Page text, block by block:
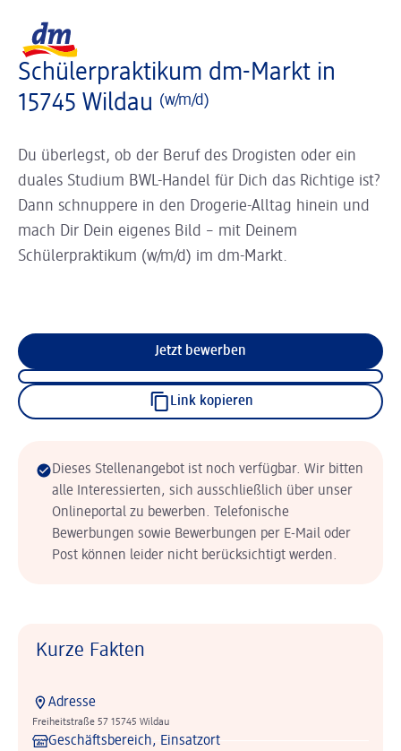
Schülerpraktikum dm-Markt in
15745 Wildau (w/m/d)
Du überlegst, ob der Beruf des Drogisten oder ein
duales Studium BWL-Handel für Dich das Richtige ist?
Dann schnuppere in den Drogerie-Alltag hinein und
mach Dir Dein eigenes Bild – mit Deinem
Schülerpraktikum (w/m/d) im dm-Markt.
Jetzt bewerben
Link kopieren
Dieses Stellenangebot ist noch verfügbar. Wir bitten
alle Interessierten, sich ausschließlich über unser
Onlineportal zu bewerben. Telefonische
Bewerbungen sowie Bewerbungen per E-Mail oder
Post können leider nicht berücksichtigt werden.
Kurze Fakten
Adresse
Freiheitstraße 57 15745 Wildau
Geschäftsbereich, Einsatzort